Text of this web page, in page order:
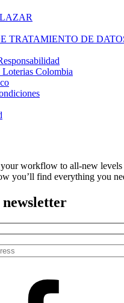
TRATAMIENTO DE
Loterias Colombia
workflow to all-new
you’ll find everything you